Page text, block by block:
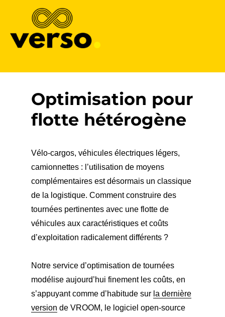
Optimisation pour
flotte hétérogène
Vélo-cargos, véhicules électriques légers,
camionnettes : l’utilisation de moyens
complémentaires est désormais un classique
de la logistique. Comment construire des
tournées pertinentes avec une flotte de
véhicules aux caractéristiques et coûts
d’exploitation radicalement différents ?
Notre service d’optimisation de tournées
modélise aujourd’hui finement les coûts, en
s’appuyant comme d’habitude sur la dernière
version de VROOM, le logiciel open-source